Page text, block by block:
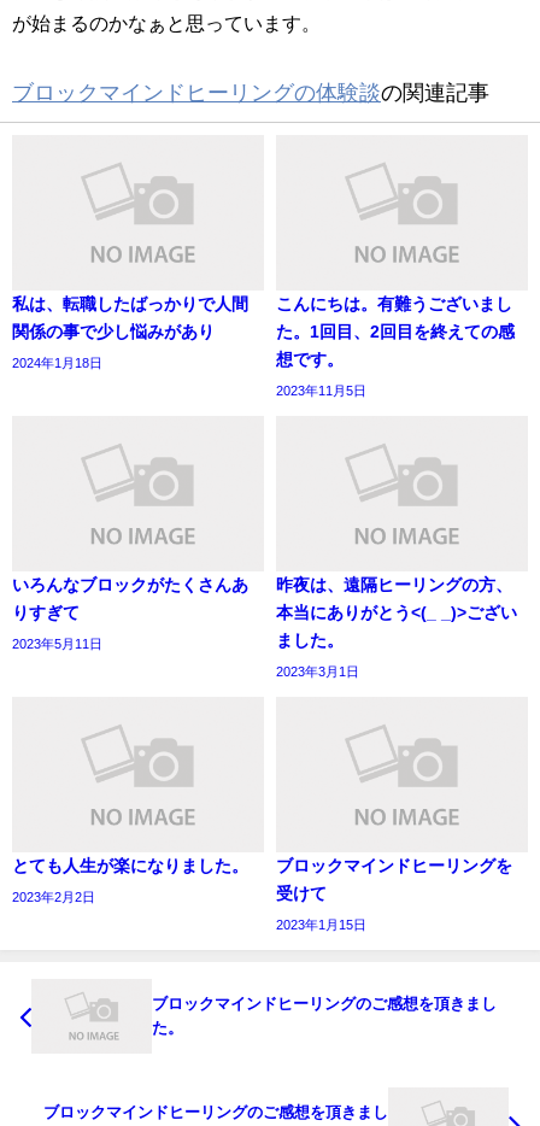
が始まるのかなぁと思っています。
ブロックマインドヒーリングの体験談の関連記事
私は、転職したばっかりで人間
関係の事で少し悩みがあり
2024年1月18日
こんにちは。有難うございまし
た。1回目、2回目を終えての感
想です。
2023年11月5日
いろんなブロックがたくさんあ
りすぎて
2023年5月11日
昨夜は、遠隔ヒーリングの方、
本当にありがとう<(_ _)>ござい
ました。
2023年3月1日
とても人生が楽になりました。
2023年2月2日
ブロックマインドヒーリングを
受けて
2023年1月15日
ブロックマインドヒーリングのご感想を頂きまし
た。
ブロックマインドヒーリングのご感想を頂きまし